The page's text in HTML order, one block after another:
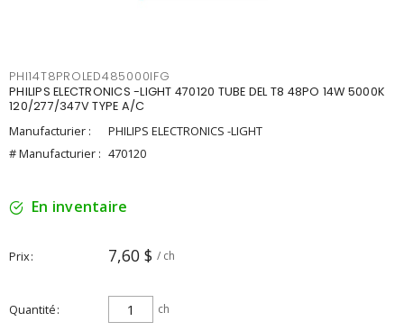
PHI14T8PROLED485000IFG
PHILIPS ELECTRONICS -LIGHT 470120 TUBE DEL T8 48PO 14W 5000K
120/277/347V TYPE A/C
Manufacturier :
PHILIPS ELECTRONICS -LIGHT
# Manufacturier : 470120
En inventaire
Prix 7,60 $ / ch
Quantité ch